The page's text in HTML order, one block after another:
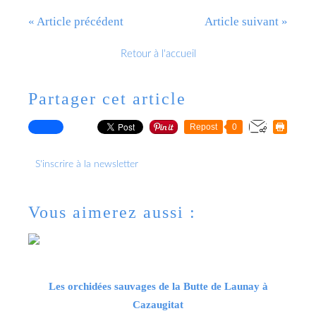
« Article précédent Article suivant »
Retour à l'accueil
Partager cet article
Repost 0
S'inscrire à la newsletter
Vous aimerez aussi :
Les orchidées sauvages de la Butte de Launay à
Cazaugitat